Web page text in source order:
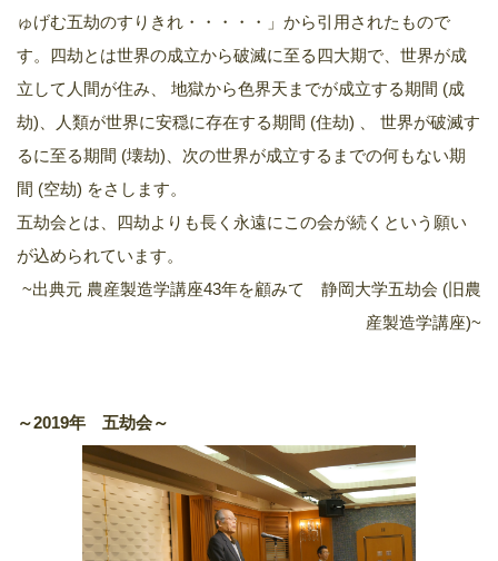
ゅげむ五劫のすりきれ・・・・・」から引用されたもので
す。四劫とは世界の成立から破滅に至る四大期で、世界が成
立して人間が住み、 地獄から色界天までが成立する期間 (成
劫)、人類が世界に安穏に存在する期間 (住劫) 、 世界が破滅す
るに至る期間 (壊劫)、次の世界が成立するまでの何もない期
間 (空劫) をさします。
五劫会とは、四劫よりも長く永遠にこの会が続くという願い
が込められています。
~出典元 農産製造学講座43年を顧みて 静岡大学五劫会 (旧農
産製造学講座)~
～2019年 五劫会～